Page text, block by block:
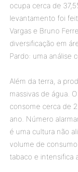
ocupa cerca de
levantamento foi
Vargas e Bruno
diversificação em
Pardo: uma análise
Além da terra, a
massivas de água.
consome cerca de
ano. Número
é uma cultura não
volume de
tabaco e intensifica